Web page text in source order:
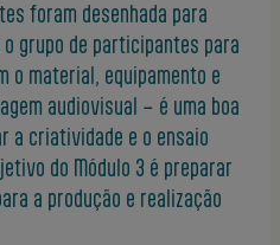
foram desenhada para
grupo de participantes para
o material, equipamento e
audiovisual – é uma boa
a criatividade e o ensaio
do Módulo 3 é preparar
a produção e realização